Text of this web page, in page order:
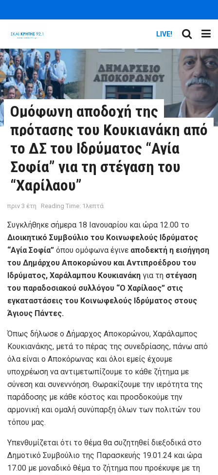
LIVE!
Ομόφωνη αποδοχή της
πρότασης του Κουκιανάκη από
το ΔΣ του Ιδρύματος “Αγία
Σοφία” για τη στέγαση του
“Χαρίλαου”
πριν 3 έτη Reading Time: 1λεπτά
Συγκλήθηκε σήμερα 18 Ιανουαρίου και ώρα 12.00 το
Διοικητικό Συμβούλιο του Κοινωφελούς Ιδρύματος
“Αγία Σοφία” όπου ομόφωνα έγινε αποδεκτή η εισήγηση
του Δημάρχου Αποκορώνου και Αντιπροέδρου του
Ιδρύματος, Χαράλαμπου Κουκιανάκη για τη στέγαση
του παραδοσιακού συλλόγου “Ο Χαρίλαος” στις
εγκαταστάσεις του Κοινωφελούς Ιδρύματος στους
Άγιους Πάντες.
Όπως δήλωσε ο Δήμαρχος Αποκορώνου, Χαράλαμπος
Κουκιανάκης, μετά το πέρας της συνεδρίασης, πάνω από
όλα είναι ο Αποκόρωνας και όλοι εμείς έχουμε
υποχρέωση να αντιμετωπίζουμε το κάθε ζήτημα με
σύνεση και συνεννόηση. Θωρακίζουμε την ιερότητα της
παράδοσης με κάθε κόστος και προσδοκούμε την
αρμονική και ομαλή συνύπαρξη όλων των πολιτών του
τόπου μας.
Υπενθυμίζεται ότι το θέμα θα συζητηθεί διεξοδικά στο
Δημοτικό Συμβούλιο της Παρασκευής 19.01.24 και ώρα
17.00 με μοναδικό θέμα το ζήτημα που προέκυψε με τη